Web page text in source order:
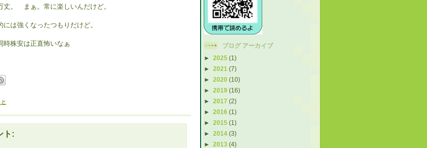
ブログ アーカイブ
► 2025 (1)
► 2021 (7)
► 2020 (10)
► 2019 (16)
► 2017 (2)
► 2016 (1)
► 2015 (1)
► 2014 (3)
► 2013 (4)
丈。 まぁ。常に楽しいんだけど。
には強くなったつもりだけど。
時株安は正直怖いなぁ
ト: